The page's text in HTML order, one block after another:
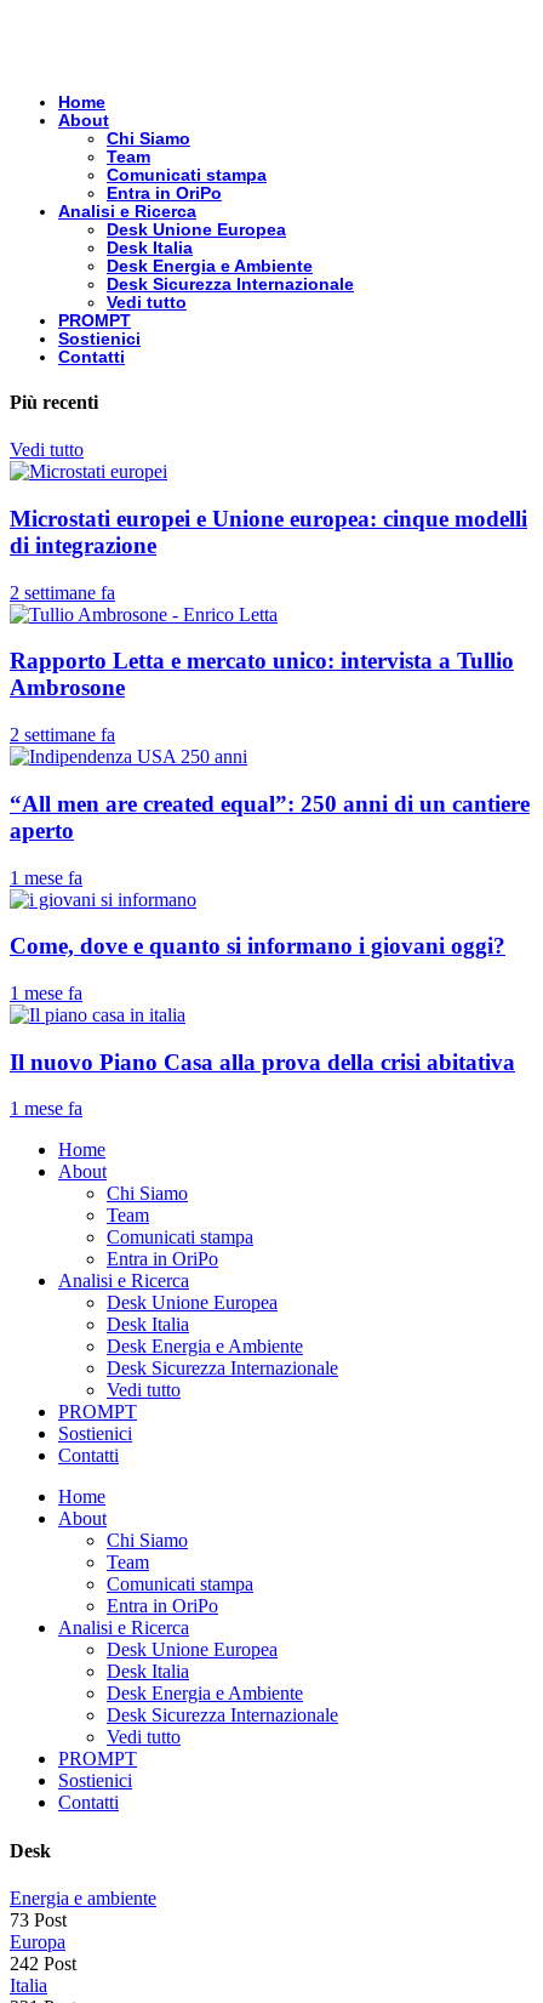
Home
About
Chi Siamo
Team
Comunicati stampa
Entra in OriPo
Analisi e Ricerca
Desk Unione Europea
Desk Italia
Desk Energia e Ambiente
Desk Sicurezza Internazionale
Vedi tutto
PROMPT
Sostienici
Contatti
Più recenti
Vedi tutto
Microstati europei e Unione europea: cinque modelli
di integrazione
2 settimane fa
Rapporto Letta e mercato unico: intervista a Tullio
Ambrosone
2 settimane fa
“All men are created equal”: 250 anni di un cantiere
aperto
1 mese fa
Come, dove e quanto si informano i giovani oggi?
1 mese fa
Il nuovo Piano Casa alla prova della crisi abitativa
1 mese fa
Home
About
Chi Siamo
Team
Comunicati stampa
Entra in OriPo
Analisi e Ricerca
Desk Unione Europea
Desk Italia
Desk Energia e Ambiente
Desk Sicurezza Internazionale
Vedi tutto
PROMPT
Sostienici
Contatti
Home
About
Chi Siamo
Team
Comunicati stampa
Entra in OriPo
Analisi e Ricerca
Desk Unione Europea
Desk Italia
Desk Energia e Ambiente
Desk Sicurezza Internazionale
Vedi tutto
PROMPT
Sostienici
Contatti
Desk
Energia e ambiente
73 Post
Europa
242 Post
Italia